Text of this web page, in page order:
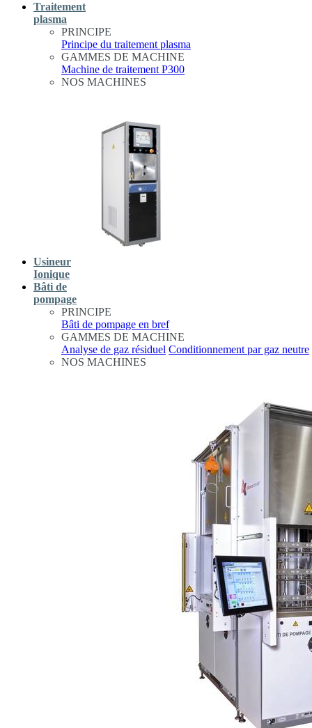
Traitement
plasma
PRINCIPE
Principe du traitement plasma
GAMMES DE MACHINE
Machine de traitement P300
NOS MACHINES
Usineur
Ionique
Bâti de
pompage
PRINCIPE
Bâti de pompage en bref
GAMMES DE MACHINE
Analyse de gaz résiduel Conditionnement par gaz neutre
NOS MACHINES